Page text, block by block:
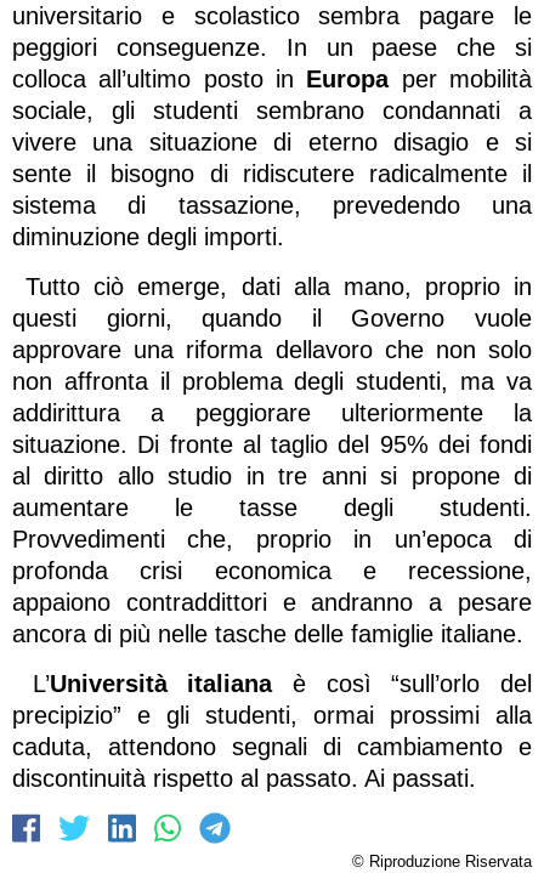
universitario e scolastico sembra pagare le
peggiori conseguenze. In un paese che si
colloca all’ultimo posto in Europaper mobilità
sociale, gli studenti sembrano condannati a
vivere una situazione di eterno disagio e si
sente il bisogno di ridiscutere radicalmente il
sistema di tassazione, prevedendo una
diminuzione degli importi.
Tutto ciò emerge, dati alla mano, proprio in
questi giorni, quando il Governo vuole
approvare una riforma dellavoro che non solo
non affronta il problema degli studenti, ma va
addirittura a peggiorare ulteriormente la
situazione. Di fronte al taglio del 95% dei fondi
al diritto allo studio in tre anni si propone di
aumentare le tasse degli studenti.
Provvedimenti che, proprio in un’epoca di
profonda crisi economica e recessione,
appaiono contraddittori e andranno a pesare
ancora di più nelle tasche delle famiglie italiane.
L’Università italianaè così “sull’orlo del
precipizio” e gli studenti, ormai prossimi alla
caduta, attendono segnali di cambiamento e
discontinuità rispetto al passato. Ai passati.
© Riproduzione Riservata